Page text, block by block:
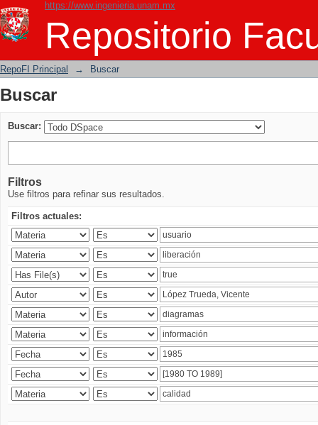
https://www.ingenieria.unam.mx
Repositorio
Buscar
RepoFI Principal → Buscar
Buscar
Buscar:
Filtros
Use filtros para refinar sus resultados.
Filtros actuales: